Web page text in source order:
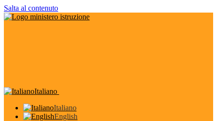
Salta al contenuto
Italiano
Italiano
English